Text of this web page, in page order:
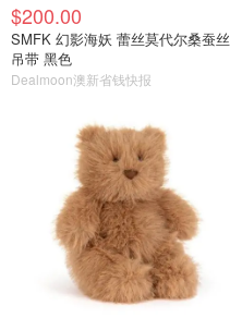
$200.00
SMFK 幻影海妖 蕾丝莫代尔桑蚕丝
吊带 黑色
Dealmoon澳新省钱快报